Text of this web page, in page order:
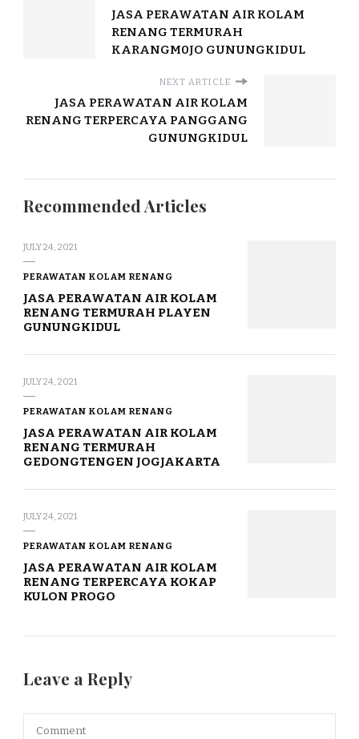
JASA PERAWATAN AIR KOLAM
RENANG TERMURAH
KARANGM0JO GUNUNGKIDUL
NEXT ARTICLE
JASA PERAWATAN AIR KOLAM
RENANG TERPERCAYA PANGGANG
GUNUNGKIDUL
Recommended Articles
JULY 24, 2021
PERAWATAN KOLAM RENANG
JASA PERAWATAN AIR KOLAM
RENANG TERMURAH PLAYEN
GUNUNGKIDUL
JULY 24, 2021
PERAWATAN KOLAM RENANG
JASA PERAWATAN AIR KOLAM
RENANG TERMURAH
GEDONGTENGEN JOGJAKARTA
JULY 24, 2021
PERAWATAN KOLAM RENANG
JASA PERAWATAN AIR KOLAM
RENANG TERPERCAYA KOKAP
KULON PROGO
Leave a Reply